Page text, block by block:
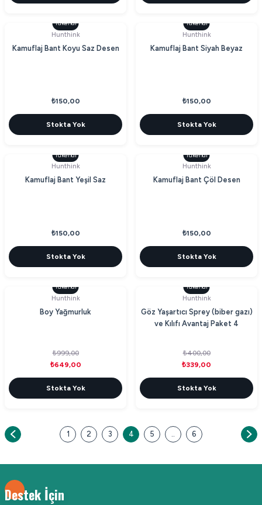
Tükendi
Hunthink
Kamuflaj Bant Koyu Saz Desen
₺150,00
Stokta Yok
Tükendi
Hunthink
Kamuflaj Bant Siyah Beyaz
₺150,00
Stokta Yok
Tükendi
Hunthink
Kamuflaj Bant Yeşil Saz
₺150,00
Stokta Yok
Tükendi
Hunthink
Kamuflaj Bant Çöl Desen
₺150,00
Stokta Yok
Tükendi
Hunthink
Boy Yağmurluk
₺999,00
₺649,00
Stokta Yok
Tükendi
Hunthink
Göz Yaşartıcı Sprey (biber gazı)
ve Kılıfı Avantaj Paket 4
₺400,00
₺339,00
Stokta Yok
1 2 3 4 5 6
Destek İçin